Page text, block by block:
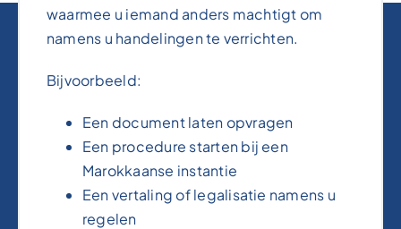
waarmee u iemand anders machtigt om
namens u handelingen te verrichten.
Bijvoorbeeld:
Een document laten opvragen
Een procedure starten bij een
Marokkaanse instantie
Een vertaling of legalisatie namens u
regelen